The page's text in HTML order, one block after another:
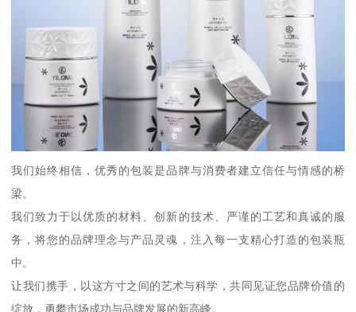
我们始终相信，优秀的包装是品牌与消费者建立信任与情感的桥
梁。
我们致力于以优质的材料、创新的技术、严谨的工艺和真诚的服
务，将您的品牌理念与产品灵魂，注入每一支精心打造的包装瓶
中。
让我们携手，以这方寸之间的艺术与科学，共同见证您品牌价值的
绽放，勇攀市场成功与品牌发展的新高峰。